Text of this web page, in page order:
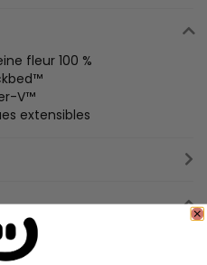
fleur 100 %
V™
extensibles